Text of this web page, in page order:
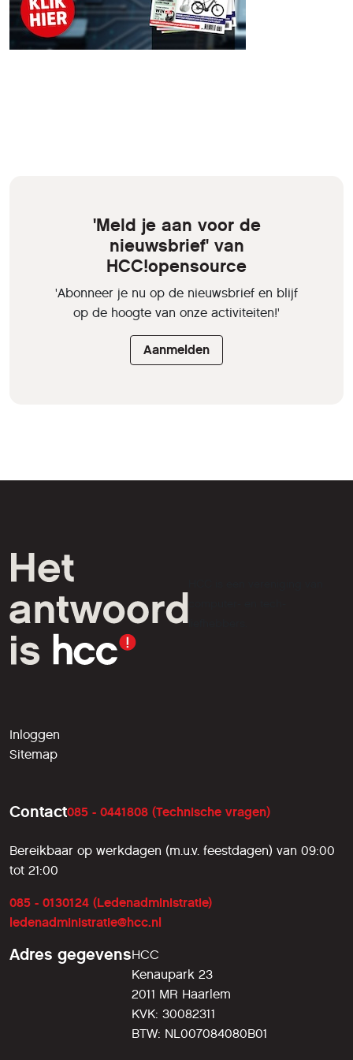
'Meld je aan voor de
nieuwsbrief' van
HCC!opensource
'Abonneer je nu op de nieuwsbrief en blijf
op de hoogte van onze activiteiten!'
Aanmelden
liefhebbers.
Inloggen
Sitemap
Contact085 - 0441808 (Technische vragen)
Bereikbaar op werkdagen (m.u.v. feestdagen) van 09:00
tot 21:00
085 - 0130124 (Ledenadministratie)
ledenadministratie@hcc.nl
Adres gegevensHCC
Kenaupark 23
2011 MR Haarlem
KVK: 30082311
BTW: NL007084080B01